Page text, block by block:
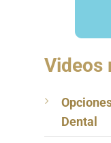
Videos
Dental